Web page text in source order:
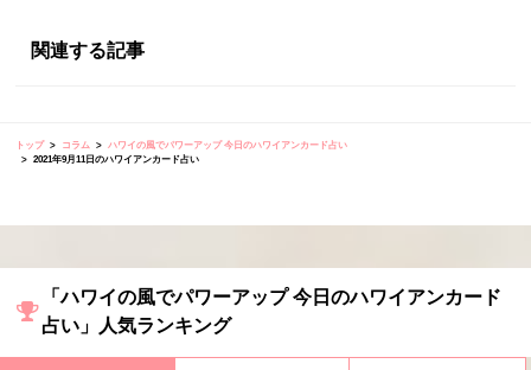
関連する記事
トップ コラム
ハワイの風でパワーアップ 今日のハワイアンカード占い
2021年9月11日のハワイアンカード占い
「ハワイの風でパワーアップ 今日のハワイアンカード
占い」人気ランキング